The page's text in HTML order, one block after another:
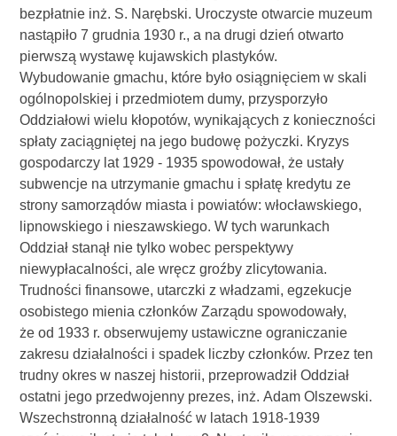
bezpłatnie inż. S. Narębski. Uroczyste otwarcie muzeum
nastąpiło 7 grudnia 1930 r., a na drugi dzień otwarto
pierwszą wystawę kujawskich plastyków.
Wybudowanie gmachu, które było osiągnięciem w skali
ogólnopolskiej i przedmiotem dumy, przysporzyło
Oddziałowi wielu kłopotów, wynikających z konieczności
spłaty zaciągniętej na jego budowę pożyczki. Kryzys
gospodarczy lat 1929 - 1935 spowodował, że ustały
subwencje na utrzymanie gmachu i spłatę kredytu ze
strony samorządów miasta i powiatów: włocławskiego,
lipnowskiego i nieszawskiego. W tych warunkach
Oddział stanął nie tylko wobec perspektywy
niewypłacalności, ale wręcz groźby zlicytowania.
Trudności finansowe, utarczki z władzami, egzekucje
osobistego mienia członków Zarządu spowodowały,
że od 1933 r. obserwujemy ustawiczne ograniczanie
zakresu działalności i spadek liczby członków. Przez ten
trudny okres w naszej historii, przeprowadził Oddział
ostatni jego przedwojenny prezes, inż. Adam Olszewski.
Wszechstronną działalność w latach 1918-1939